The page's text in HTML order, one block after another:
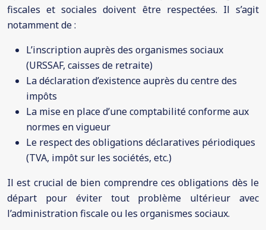
fiscales et sociales doivent être respectées. Il s’agit
notamment de :
L’inscription auprès des organismes sociaux
(URSSAF, caisses de retraite)
La déclaration d’existence auprès du centre des
impôts
La mise en place d’une comptabilité conforme aux
normes en vigueur
Le respect des obligations déclaratives périodiques
(TVA, impôt sur les sociétés, etc.)
Il est crucial de bien comprendre ces obligations dès le
départ pour éviter tout problème ultérieur avec
l’administration fiscale ou les organismes sociaux.